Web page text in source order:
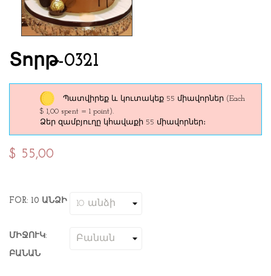
Տորթ-0321
Պատվիրեք և կուտակեք 55 միավորներ (Each
$ 1,00 spent = 1 point).
Ձեր զամբյուղը կհավաքի 55 միավորներ։
$ 55,00
FOR: 10 ԱՆՁԻ
ՄԻՋՈՒԿ:
ԲԱՆԱՆ